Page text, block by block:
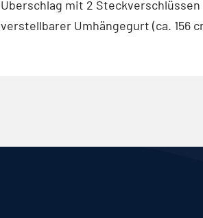
Überschlag mit 2 Steckverschlüssen
verstellbarer Umhängegurt (ca. 156